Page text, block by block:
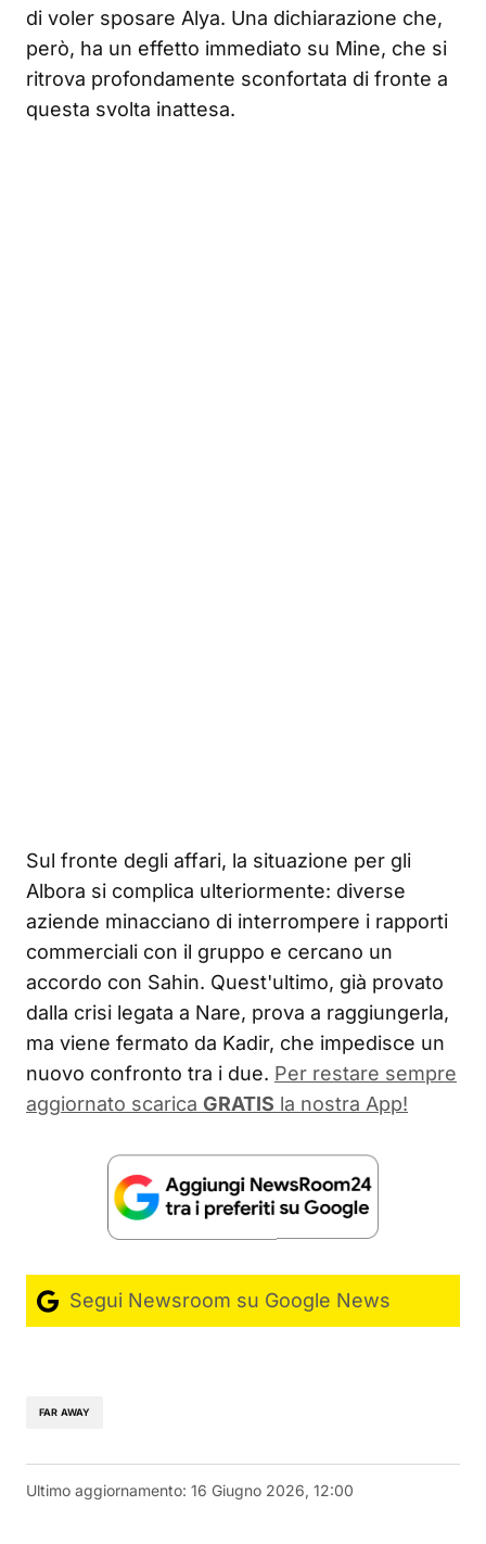
di voler sposare Alya. Una dichiarazione che,
però, ha un effetto immediato su Mine, che si
ritrova profondamente sconfortata di fronte a
questa svolta inattesa.
Sul fronte degli affari, la situazione per gli
Albora si complica ulteriormente: diverse
aziende minacciano di interrompere i rapporti
commerciali con il gruppo e cercano un
accordo con Sahin. Quest'ultimo, già provato
dalla crisi legata a Nare, prova a raggiungerla,
ma viene fermato da Kadir, che impedisce un
nuovo confronto tra i due. Per restare sempre
aggiornato scarica GRATIS la nostra App!
Segui Newsroom su Google News
FAR AWAY
Ultimo aggiornamento: 16 Giugno 2026, 12:00